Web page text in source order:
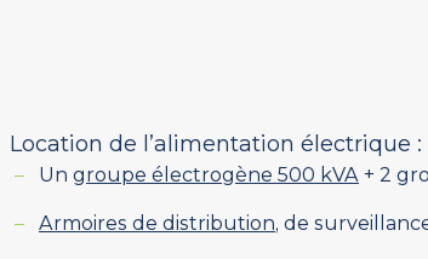
Location de l’alimentation électrique :
Un groupe électrogène 500 kVA + 2
Armoires de distribution, de